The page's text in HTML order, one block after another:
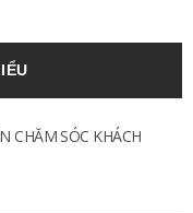
CHĂM SÓC KHÁCH